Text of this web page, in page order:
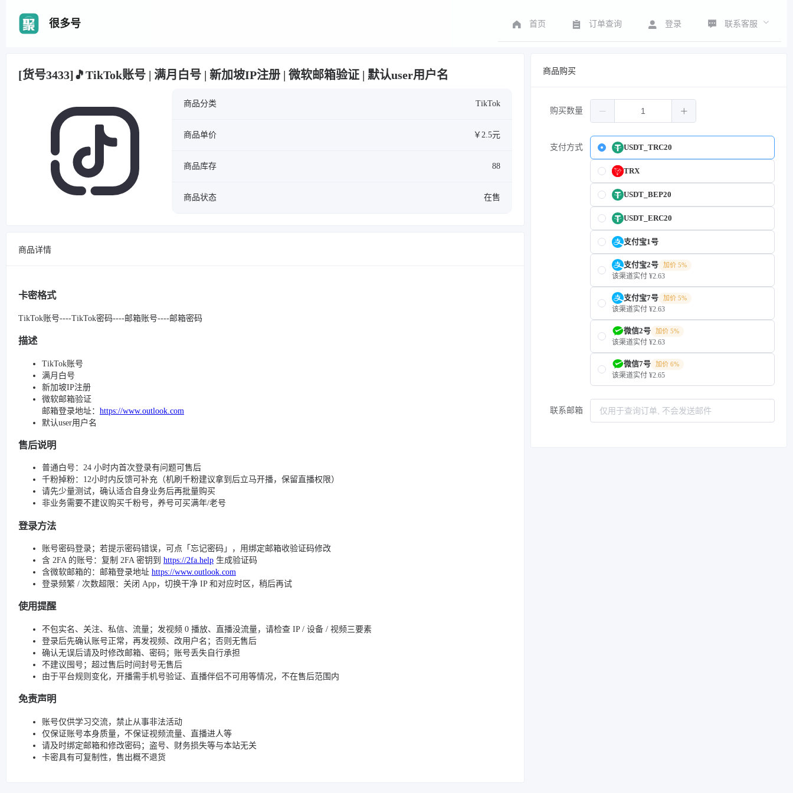
很多号 首页 订单查询 登录 联系客服
[货号3433]🎵TikTok账号 | 满月白号 | 新加坡IP注册 | 微软邮箱验证 | 默认user用户名
商品分类 TikTok
商品单价 ￥2.5元
商品库存 88
商品状态 在售
商品详情
卡密格式
TikTok账号----TikTok密码----邮箱账号----邮箱密码
描述
TikTok账号
满月白号
新加坡IP注册
微软邮箱验证
邮箱登录地址： https://www.outlook.com
默认user用户名
售后说明
普通白号：24 小时内首次登录有问题可售后
千粉掉粉：12小时内反馈可补充（机刷千粉建议拿到后立马开播，保留直播权限）
请先少量测试，确认适合自身业务后再批量购买
非业务需要不建议购买千粉号，养号可买满年/老号
登录方法
账号密码登录；若提示密码错误，可点「忘记密码」，用绑定邮箱收验证码修改
含 2FA 的账号：复制 2FA 密钥到 https://2fa.help 生成验证码
含微软邮箱的：邮箱登录地址 https://www.outlook.com
登录频繁 / 次数超限：关闭 App，切换干净 IP 和对应时区，稍后再试
使用提醒
不包实名、关注、私信、流量；发视频 0 播放、直播没流量，请检查 IP / 设备 / 视频三要素
登录后先确认账号正常，再发视频、改用户名；否则无售后
确认无误后请及时修改邮箱、密码；账号丢失自行承担
不建议囤号；超过售后时间封号无售后
由于平台规则变化，开播需手机号验证、直播伴侣不可用等情况，不在售后范围内
免责声明
账号仅供学习交流，禁止从事非法活动
仅保证账号本身质量，不保证视频流量、直播进人等
请及时绑定邮箱和修改密码；盗号、财务损失等与本站无关
卡密具有可复制性，售出概不退货
商品购买
购买数量
支付方式 USDT_TRC20
TRX
USDT_BEP20
USDT_ERC20
支付宝1号
支付宝2号 加价 5%
该渠道实付 ¥2.63
支付宝7号 加价 5%
该渠道实付 ¥2.63
微信2号 加价 5%
该渠道实付 ¥2.63
微信7号 加价 6%
该渠道实付 ¥2.65
联系邮箱